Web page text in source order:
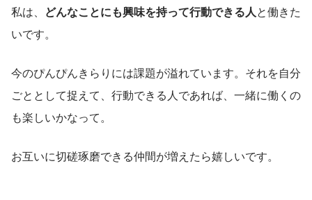
私は、 どんなことにも興味を持って行動できる人と働きた
いです。
今のぴんぴんきらりには課題が溢れています。それを自分
ごととして捉えて、行動できる人であれば、一緒に働くの
も楽しいかなって。
お互いに切磋琢磨できる仲間が増えたら嬉しいです。